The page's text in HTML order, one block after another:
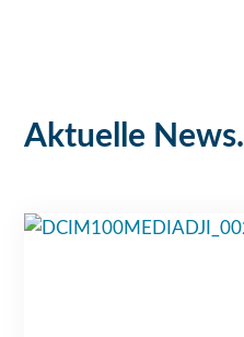
Aktuelle News.